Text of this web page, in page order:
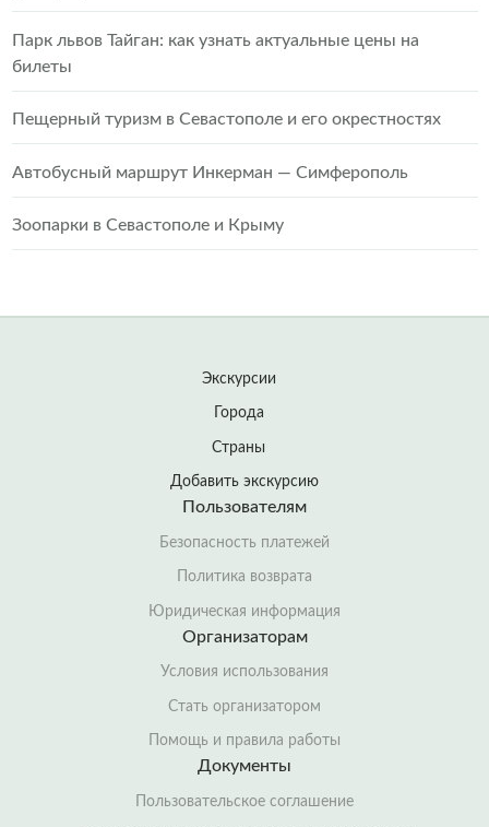
Парк львов Тайган: как узнать актуальные цены на
билеты
Пещерный туризм в Севастополе и его окрестностях
Автобусный маршрут Инкерман — Симферополь
Зоопарки в Севастополе и Крыму
Экскурсии
Города
Страны
Добавить экскурсию
Пользователям
Безопасность платежей
Политика возврата
Юридическая информация
Организаторам
Условия использования
Стать организатором
Помощь и правила работы
Документы
Пользовательское соглашение